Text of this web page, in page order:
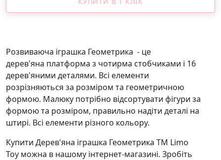
Розвиваюча іграшка Геометрика - це
дерев'яна платформа з чотирма стобчиками і 16
дерев'яними деталями. Всі елементи
розрізняються за розміром та геометричною
формою. Малюку потрібно відсортувати фігури за
формою та розміром, правильно надіти деталі на
штирі. Всі елементи різного кольору.
Купити Дерев'яна іграшка Геометрика ТМ Limo
Toy можна в нашому інтернет-магазині. Зробіть